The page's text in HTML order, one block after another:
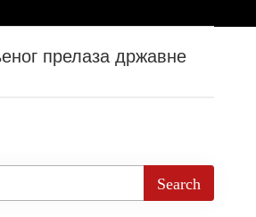
прелазa државне